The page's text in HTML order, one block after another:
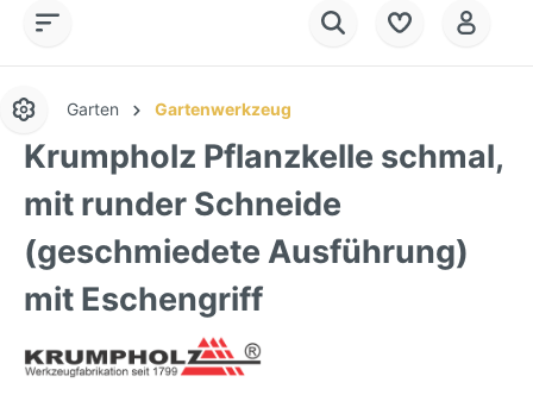
Garten Gartenwerkzeug
Krumpholz Pflanzkelle schmal,
mit runder Schneide
(geschmiedete Ausführung)
mit Eschengriff